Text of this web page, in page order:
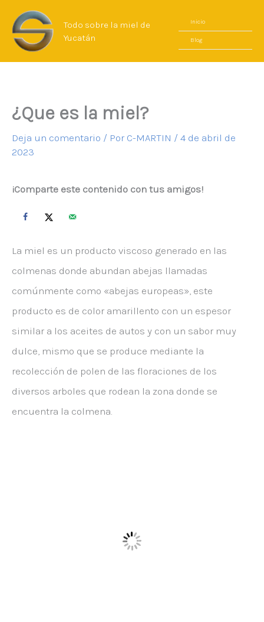
contenido
Todo sobre la miel de
Yucatán
Inicio
Blog
¿Que es la miel?
Deja un comentario / Por C-MARTIN / 4 de abril de
2023
¡Comparte este contenido con tus amigos!
La miel es un producto viscoso generado en las
colmenas donde abundan abejas llamadas
comúnmente como «abejas europeas», este
producto es de color amarillento con un espesor
similar a los aceites de autos y con un sabor muy
dulce, mismo que se produce mediante la
recolección de polen de las floraciones de los
diversos arboles que rodean la zona donde se
encuentra la colmena.
u
r